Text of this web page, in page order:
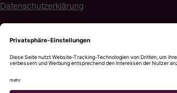
Datenschutzerklärung
Impressum
Barrierefreiheit
Cookie-Einstellungen